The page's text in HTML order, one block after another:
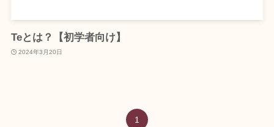
Teとは？【初学者向け】
2024年3月20日
1